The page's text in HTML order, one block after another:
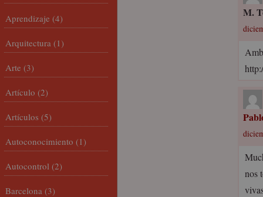
M.
nos
Aprendizaje (4)
Arquitectura (1)
Arte (3)
Artículo (2)
Artículos (5)
Autoconocimiento (1)
Autocontrol (2)
Barcelona (3)